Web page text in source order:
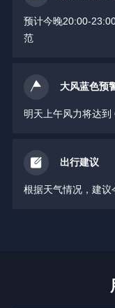
预计今晚20:00-
范
大风蓝色预
明天上午风力将达
出行建议
根据天气情况，建